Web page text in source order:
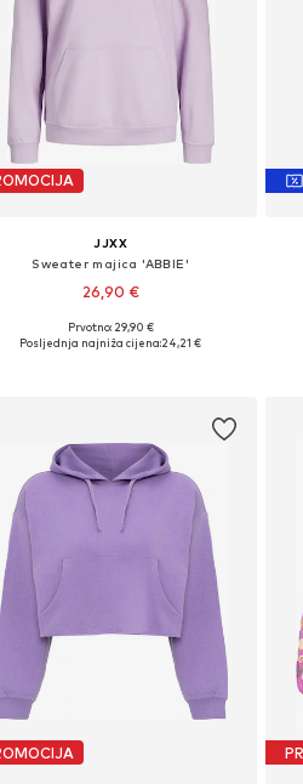
JJXX
Sweater majica 'ABBIE'
26,90 €
+14
Dostupne veličine: XS, S, M, L, XL
Prvotno: 29,90 €
Posljednja najniža cijena:24,21 €